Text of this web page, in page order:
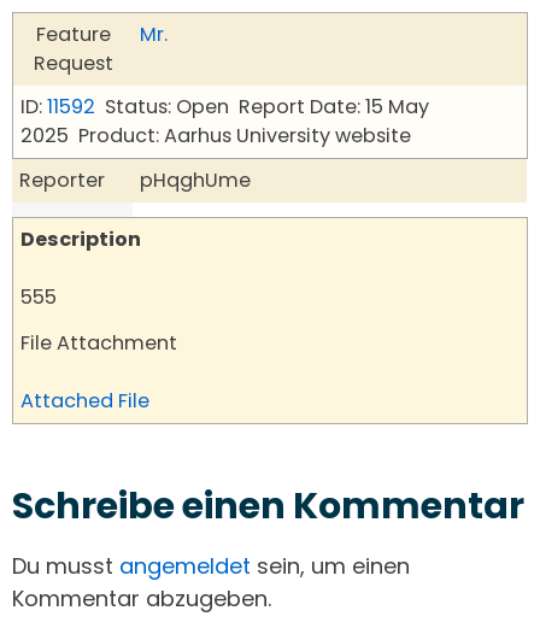
Feature
Request
Mr.
ID:11592 Status: Open Report Date: 15 May
2025 Product: Aarhus University website
Reporter
pHqghUme
Description
555
File Attachment
Attached File
Schreibe einen Kommentar
Du musst angemeldet sein, um einen
Kommentar abzugeben.